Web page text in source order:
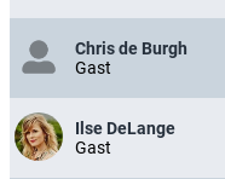
Chris de Burgh
Gast
Ilse DeLange
Gast